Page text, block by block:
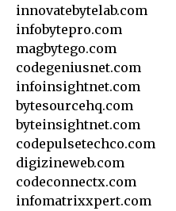
innovatebytelab.com
infobytepro.com
magbytego.com
codegeniusnet.com
infoinsightnet.com
bytesourcehq.com
byteinsightnet.com
codepulsetechco.com
digizineweb.com
codeconnectx.com
infomatrixxpert.com